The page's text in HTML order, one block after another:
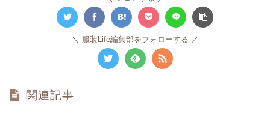
服装Life編集部をフォローする
関連記事